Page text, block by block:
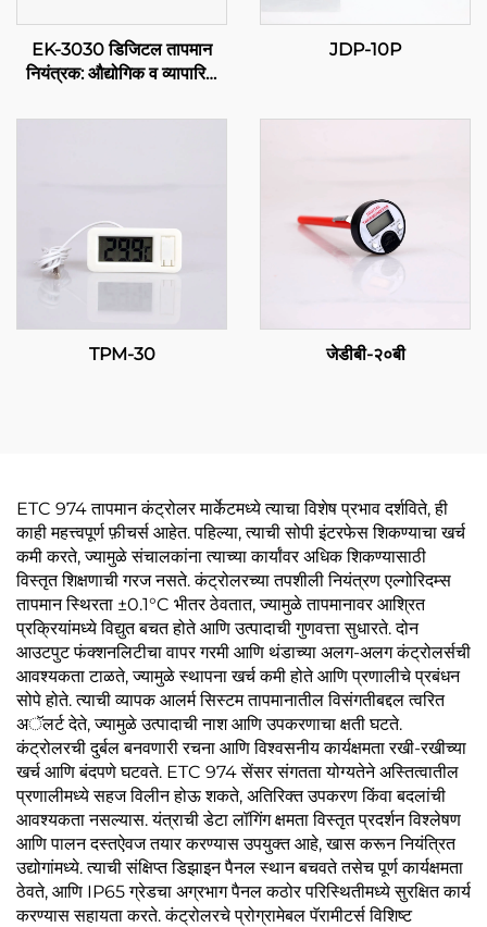
EK-3030 डिजिटल तापमान
नियंत्रक: औद्योगिक व व्यापारिक
JDP-10P
TPM-30 जेडीबी-२०बी
ETC 974 तापमान कंट्रोलर मार्केटमध्ये त्याचा विशेष प्रभाव दर्शविते, ही
काही महत्त्वपूर्ण फ़ीचर्स आहेत. पहिल्या, त्याची सोपी इंटरफेस शिकण्याचा खर्च
कमी करते, ज्यामुळे संचालकांना त्याच्या कार्यांवर अधिक शिकण्यासाठी
विस्तृत शिक्षणाची गरज नसते. कंट्रोलरच्या तपशीली नियंत्रण एल्गोरिदम्स
तापमान स्थिरता ±0.1°C भीतर ठेवतात, ज्यामुळे तापमानावर आश्रित
प्रक्रियांमध्ये विद्युत बचत होते आणि उत्पादाची गुणवत्ता सुधारते. दोन
आउटपुट फंक्शनलिटीचा वापर गरमी आणि थंडाच्या अलग-अलग कंट्रोलर्सची
आवश्यकता टाळते, ज्यामुळे स्थापना खर्च कमी होते आणि प्रणालीचे प्रबंधन
सोपे होते. त्याची व्यापक आलर्म सिस्टम तापमानातील विसंगतीबद्दल त्वरित
अॅलर्ट देते, ज्यामुळे उत्पादाची नाश आणि उपकरणाचा क्षती घटते.
कंट्रोलरची दुर्बल बनवणारी रचना आणि विश्वसनीय कार्यक्षमता रखी-रखीच्या
खर्च आणि बंदपणे घटवते. ETC 974 सेंसर संगतता योग्यतेने अस्तित्वातील
प्रणालीमध्ये सहज विलीन होऊ शकते, अतिरिक्त उपकरण किंवा बदलांची
आवश्यकता नसल्यास. यंत्राची डेटा लॉगिंग क्षमता विस्तृत प्रदर्शन विश्लेषण
आणि पालन दस्तऐवज तयार करण्यास उपयुक्त आहे, खास करून नियंत्रित
उद्योगांमध्ये. त्याची संक्षिप्त डिझाइन पैनल स्थान बचवते तसेच पूर्ण कार्यक्षमता
ठेवते, आणि IP65 ग्रेडचा अग्रभाग पैनल कठोर परिस्थितीमध्ये सुरक्षित कार्य
करण्यास सहायता करते. कंट्रोलरचे प्रोग्रामेबल पॅरामीटर्स विशिष्ट